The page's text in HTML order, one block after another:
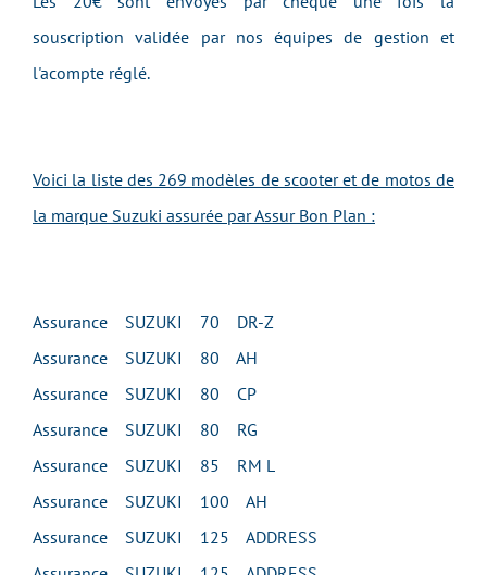
souscription validée par nos équipes de gestion et
l'acompte réglé.
Voici la liste des 269 modèles de scooter et de motos de
la marque Suzuki assurée par Assur Bon Plan :
Assurance SUZUKI 70 DR-Z
Assurance SUZUKI 80 AH
Assurance SUZUKI 80 CP
Assurance SUZUKI 80 RG
Assurance SUZUKI 85 RM L
Assurance SUZUKI 100 AH
Assurance SUZUKI 125 ADDRESS